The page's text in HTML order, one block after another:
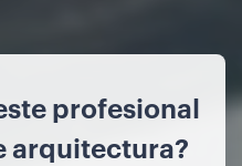
profesional
arquitectura?